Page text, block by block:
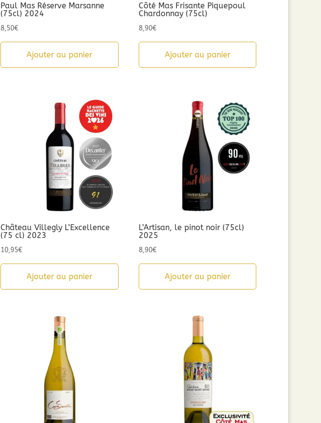
Paul Mas Réserve Marsanne
(75cl) 2024
8,50€
Ajouter au panier
Côté Mas Frisante Piquepoul
Chardonnay (75cl)
8,90€
Ajouter au panier
Château Villegly L’Excellence
(75 cl) 2023
10,95€
Ajouter au panier
L’Artisan, le pinot noir (75cl)
2025
8,90€
Ajouter au panier